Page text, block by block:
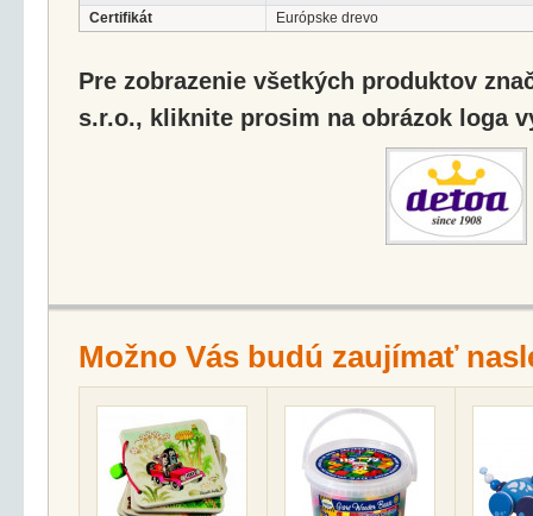
Certifikát
Európske drevo
Pre zobrazenie všetkých produktov
s.r.o., kliknite prosim na obrázok loga
Možno Vás budú zaujímať